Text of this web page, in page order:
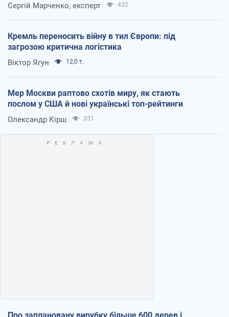
Сергій Марченко, експерт 432
Кремль переносить війну в тил Європи: під
загрозою критична логістика
Віктор Ягун 12,0 т.
Мер Москви раптово схотів миру, як стають
послом у США й нові українські топ-рейтинги
Олександр Кірш 351
Про заплановану вирубку більше 600 дерев і